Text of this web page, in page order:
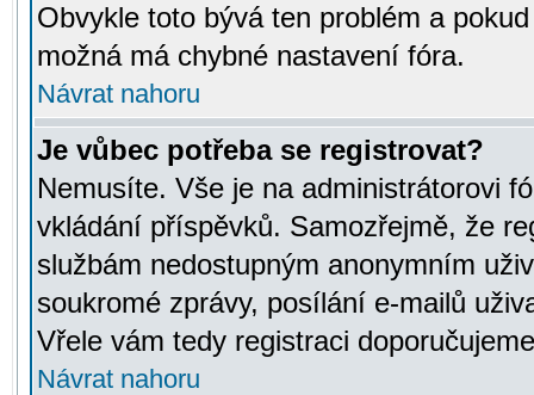
Obvykle toto bývá ten problém a
možná má chybné nastavení fóra.
Návrat nahoru
Je vůbec potřeba se registrovat?
Nemusíte. Vše je na administrátorovi
vkládání příspěvků. Samozřejmě, že
službám nedostupným anonymním
soukromé zprávy, posílání e-mailů
Vřele vám tedy registraci
Návrat nahoru